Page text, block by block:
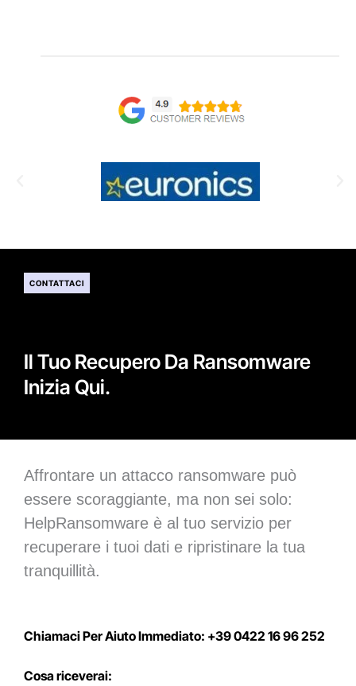
CONTATTACI
Il Tuo Recupero Da Ransomware
Inizia Qui.
Affrontare un attacco ransomware può
essere scoraggiante, ma non sei solo:
HelpRansomware è al tuo servizio per
recuperare i tuoi dati e ripristinare la tua
tranquillità.
Chiamaci Per Aiuto Immediato: +39 0422 16 96 252
Cosa riceverai: